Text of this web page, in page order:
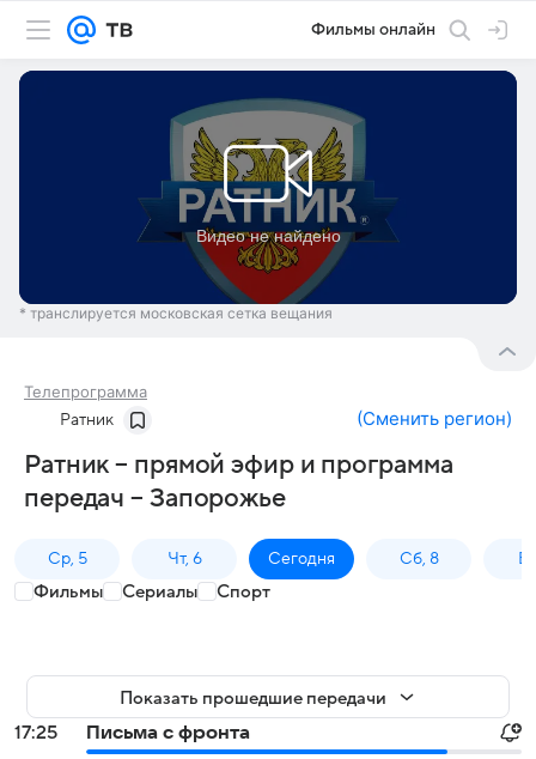
Фильмы онлайн
* транслируется московская сетка вещания
Телепрограмма
Ратник (Сменить регион)
Ратник – прямой эфир и программа
передач – Запорожье
Ср, 5 Чт, 6 Сегодня Сб, 8
Фильмы Сериалы Спорт
Показать прошедшие передачи
17:25
Письма с фронта